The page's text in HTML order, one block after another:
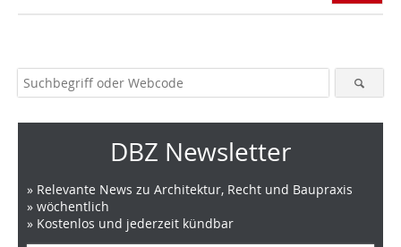
DBZ Newsletter
» Relevante News zu Architektur, Recht und Baupraxis
» wöchentlich
» Kostenlos und jederzeit kündbar